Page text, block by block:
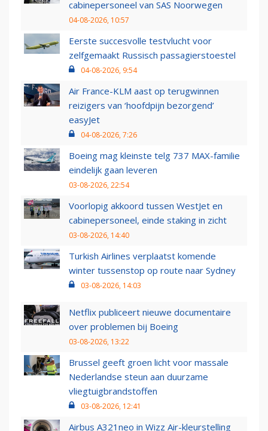
cabinepersoneel van SAS Noorwegen
04-08-2026, 10:57
Eerste succesvolle testvlucht voor
zelfgemaakt Russisch passagierstoestel
04-08-2026, 9:54
Air France-KLM aast op terugwinnen
reizigers van ‘hoofdpijn bezorgend’
easyJet
04-08-2026, 7:26
Boeing mag kleinste telg 737 MAX-familie
eindelijk gaan leveren
03-08-2026, 22:54
Voorlopig akkoord tussen WestJet en
cabinepersoneel, einde staking in zicht
03-08-2026, 14:40
Turkish Airlines verplaatst komende
winter tussenstop op route naar Sydney
03-08-2026, 14:03
Netflix publiceert nieuwe documentaire
over problemen bij Boeing
03-08-2026, 13:22
Brussel geeft groen licht voor massale
Nederlandse steun aan duurzame
vliegtuigbrandstoffen
03-08-2026, 12:41
Airbus A321neo in Wizz Air-kleurstelling